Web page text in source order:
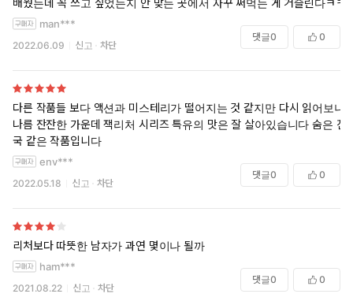
70p
리처가 물었다. “저 건너편 건물의 빨래방에 관해서 뭐든 아는 게 있
습니까?”
점원의 표정이 순식간에 세 차례나 변했다. 처음에는 이게 무슨
일이냐는 듯 멍 때리는 표정이었다. 그다음에는 날 갖고 노느냐는
듯 빈정 상한 표정이었다. 마지막에는 어려운 산수 문제를 풀어내
려는 듯 생각에 잠긴 표정이었다. 아무튼 답을 얻기는 얻은 모양이
었다. 하지만 자신은 없는 듯 그가 어눌하게 중얼거렸다. “방금 나
간 손님도 똑같은 질문을 했어요.”
80p
“위스콘신의 작은 마을 전당포에서 이걸 발견했어요. 이건 쉽게 던
져버릴 수 있는 물건이 아닙니다. 이 반지를 얻기 위해 이 여자는 4
년에 걸친 시련을 견뎌내야 했습니다. 그 4년 동안 그들은 그녀의 의
지를 꺾고 단념시키기 위해 매일같이 닦달했을 테고. 웨스트포인트
man***
2022.06.09 신고 차단
댓글0 0
다른 작품들 보다 액션과 미스테리가 떨어지는 것 같지만 다시 읽어보니
나름 잔잔한 가운데 잭리처 시리즈 특유의 맛은 잘 살아있습니다 숨은 진
국 같은 작품입니다
env***
2022.05.18 신고 차단
댓글0 0
리처보다 따뜻한 남자가 과연 몇이나 될까
ham***
2021.08.22 신고 차단
댓글0 0